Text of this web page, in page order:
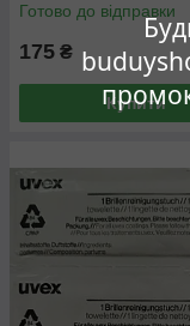
Готово до відправки
175 ₴
Купити